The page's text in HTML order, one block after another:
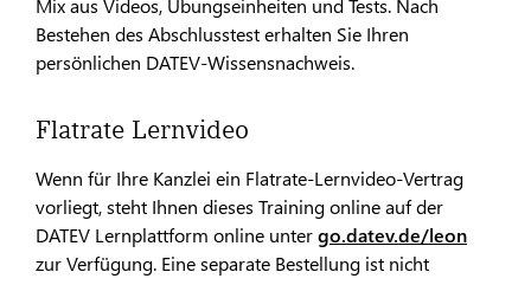
Mix aus Videos, Übungseinheiten und Tests. Nach
Bestehen des Abschlusstest erhalten Sie Ihren
persönlichen DATEV-Wissensnachweis.
Flatrate Lernvideo
Wenn für Ihre Kanzlei ein Flatrate-Lernvideo-Vertrag
vorliegt, steht Ihnen dieses Training online auf der
DATEV Lernplattform online untergo.datev.de/leon
zur Verfügung. Eine separate Bestellung ist nicht